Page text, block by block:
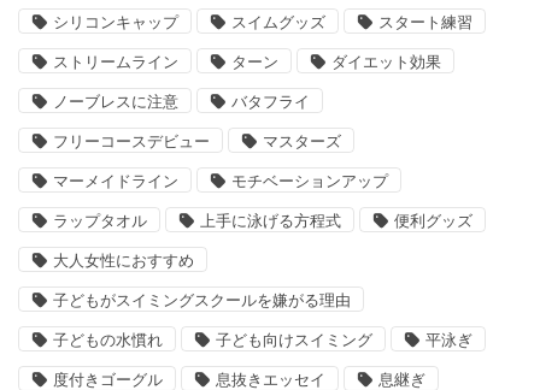
シリコンキャップ スイムグッズ スタート練習
ストリームライン ターン ダイエット効果
ノーブレスに注意 バタフライ
フリーコースデビュー マスターズ
マーメイドライン モチベーションアップ
ラップタオル 上手に泳げる方程式 便利グッズ
大人女性におすすめ
子どもがスイミングスクールを嫌がる理由
子どもの水慣れ 子ども向けスイミング 平泳ぎ
度付きゴーグル 息抜きエッセイ 息継ぎ